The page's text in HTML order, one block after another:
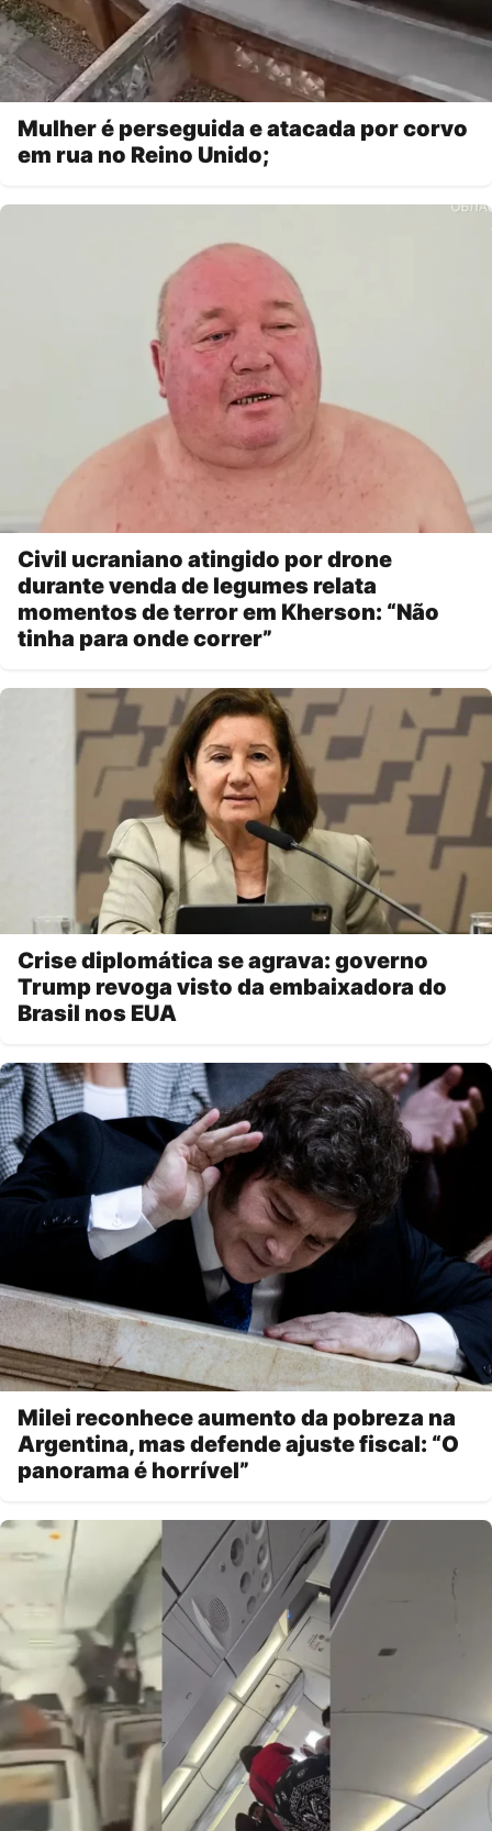
Mulher é perseguida e atacada por corvo
em rua no Reino Unido;
Civil ucraniano atingido por drone
durante venda de legumes relata
momentos de terror em Kherson: “Não
tinha para onde correr”
Crise diplomática se agrava: governo
Trump revoga visto da embaixadora do
Brasil nos EUA
Milei reconhece aumento da pobreza na
Argentina, mas defende ajuste fiscal: “O
panorama é horrível”